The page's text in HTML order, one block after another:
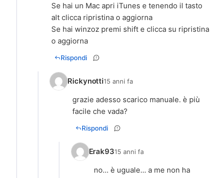
Se hai un Mac apri iTunes e tenendo il tasto
alt clicca ripristina o aggiorna
Se hai winzoz premi shift e clicca su ripristina
o aggiorna
Rispondi
Rickynotti15 anni fa
grazie adesso scarico manuale. è più
Rispondi
Erak9315 anni fa
no... è uguale... a me non ha